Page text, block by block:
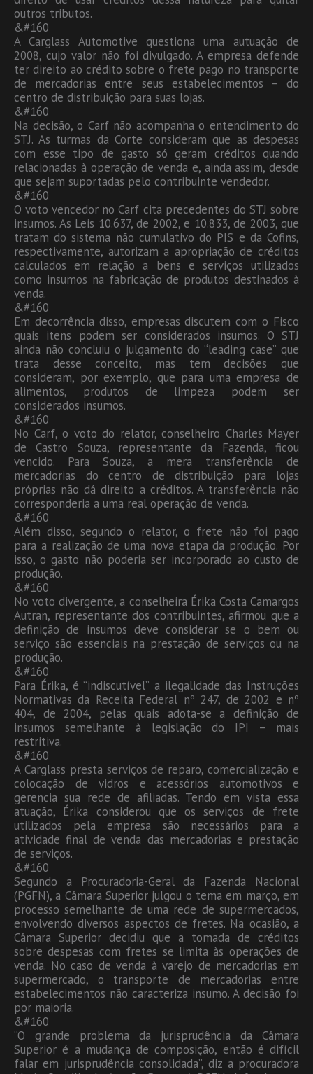
outros tributos.
&#160
A Carglass Automotive questiona uma autuação de
2008, cujo valor não foi divulgado. A empresa defende
ter direito ao crédito sobre o frete pago no transporte
de mercadorias entre seus estabelecimentos – do
centro de distribuição para suas lojas.
&#160
Na decisão, o Carf não acompanha o entendimento do
STJ. As turmas da Corte consideram que as despesas
com esse tipo de gasto só geram créditos quando
relacionadas à operação de venda e, ainda assim, desde
que sejam suportadas pelo contribuinte vendedor.
&#160
O voto vencedor no Carf cita precedentes do STJ sobre
insumos. As Leis 10.637, de 2002, e 10.833, de 2003, que
tratam do sistema não cumulativo do PIS e da Cofins,
respectivamente, autorizam a apropriação de créditos
calculados em relação a bens e serviços utilizados
como insumos na fabricação de produtos destinados à
venda.
&#160
Em decorrência disso, empresas discutem com o Fisco
quais itens podem ser considerados insumos. O STJ
ainda não concluiu o julgamento do “leading case” que
trata desse conceito, mas tem decisões que
consideram, por exemplo, que para uma empresa de
alimentos, produtos de limpeza podem ser
considerados insumos.
&#160
No Carf, o voto do relator, conselheiro Charles Mayer
de Castro Souza, representante da Fazenda, ficou
vencido. Para Souza, a mera transferência de
mercadorias do centro de distribuição para lojas
próprias não dá direito a créditos. A transferência não
corresponderia a uma real operação de venda.
&#160
Além disso, segundo o relator, o frete não foi pago
para a realização de uma nova etapa da produção. Por
isso, o gasto não poderia ser incorporado ao custo de
produção.
&#160
No voto divergente, a conselheira Érika Costa Camargos
Autran, representante dos contribuintes, afirmou que a
definição de insumos deve considerar se o bem ou
serviço são essenciais na prestação de serviços ou na
produção.
&#160
Para Érika, é “indiscutível” a ilegalidade das Instruções
Normativas da Receita Federal nº 247, de 2002 e nº
404, de 2004, pelas quais adota-se a definição de
insumos semelhante à legislação do IPI – mais
restritiva.
&#160
A Carglass presta serviços de reparo, comercialização e
colocação de vidros e acessórios automotivos e
gerencia sua rede de afiliadas. Tendo em vista essa
atuação, Érika considerou que os serviços de frete
utilizados pela empresa são necessários para a
atividade final de venda das mercadorias e prestação
de serviços.
&#160
Segundo a Procuradoria-Geral da Fazenda Nacional
(PGFN), a Câmara Superior julgou o tema em março, em
processo semelhante de uma rede de supermercados,
envolvendo diversos aspectos de fretes. Na ocasião, a
Câmara Superior decidiu que a tomada de créditos
sobre despesas com fretes se limita às operações de
venda. No caso de venda à varejo de mercadorias em
supermercado, o transporte de mercadorias entre
estabelecimentos não caracteriza insumo. A decisão foi
por maioria.
&#160
“O grande problema da jurisprudência da Câmara
Superior é a mudança de composição, então é difícil
falar em jurisprudência consolidada”, diz a procuradora